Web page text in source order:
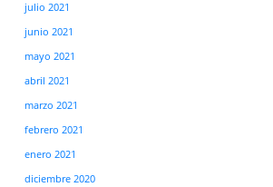
julio 2021
junio 2021
mayo 2021
abril 2021
marzo 2021
febrero 2021
enero 2021
diciembre 2020